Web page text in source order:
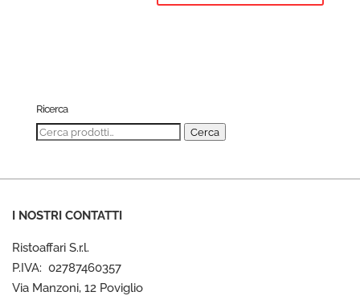
Ricerca
Cerca: Cerca
I NOSTRI CONTATTI
Ristoaffari S.r.l.
P.IVA: 02787460357
Via Manzoni, 12 Poviglio